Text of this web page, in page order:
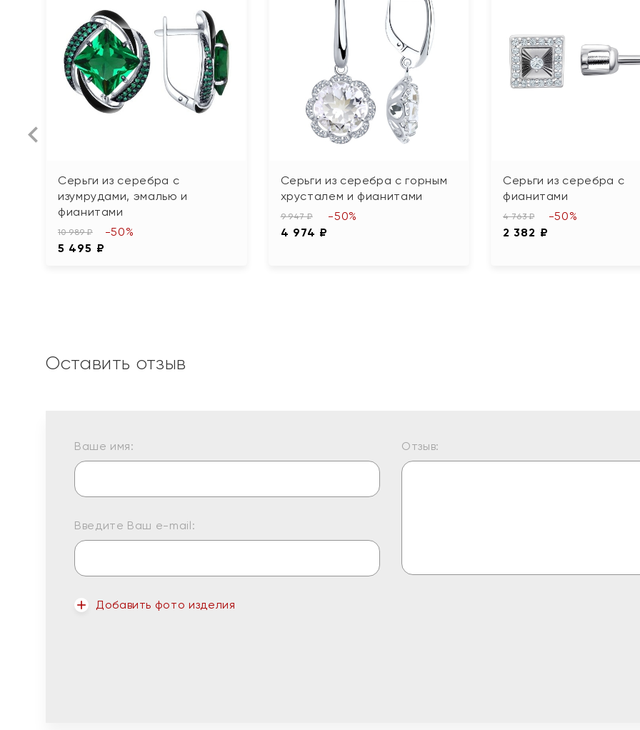
Серьги из серебра с
изумрудами, эмалью и
фианитами
10 989 ₽
5 495 ₽
-50%
Серьги из серебра с горным
хрусталем и фианитами
9 947 ₽
4 974 ₽
-50%
Серьги из серебра с
фианитами
4 763 ₽
2 382 ₽
-50%
Оставить отзыв
Ваше имя:
Введите Ваш e-mail:
Добавить фото изделия
Отзыв: